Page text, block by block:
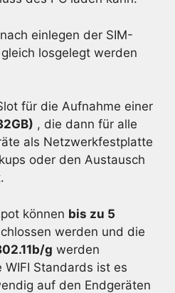
einlegen der SIM-
losgelegt werden
für die Aufnahme einer
, die dann für alle
als Netzwerkfestplatte
oder den Austausch
können bis zu 5
werden und die
g werden
Standards ist es
auf den Endgeräten